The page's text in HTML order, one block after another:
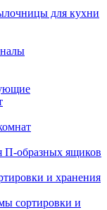
для кухни
П-образных ящиков
и хранения
сортировки и